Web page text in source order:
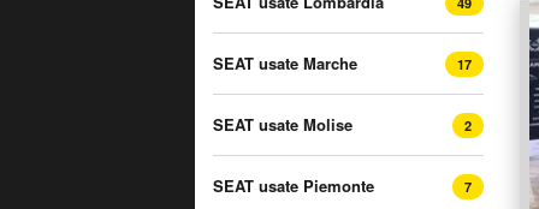
SEAT usate Marche 17
SEAT usate Molise 2
SEAT usate Piemonte 7